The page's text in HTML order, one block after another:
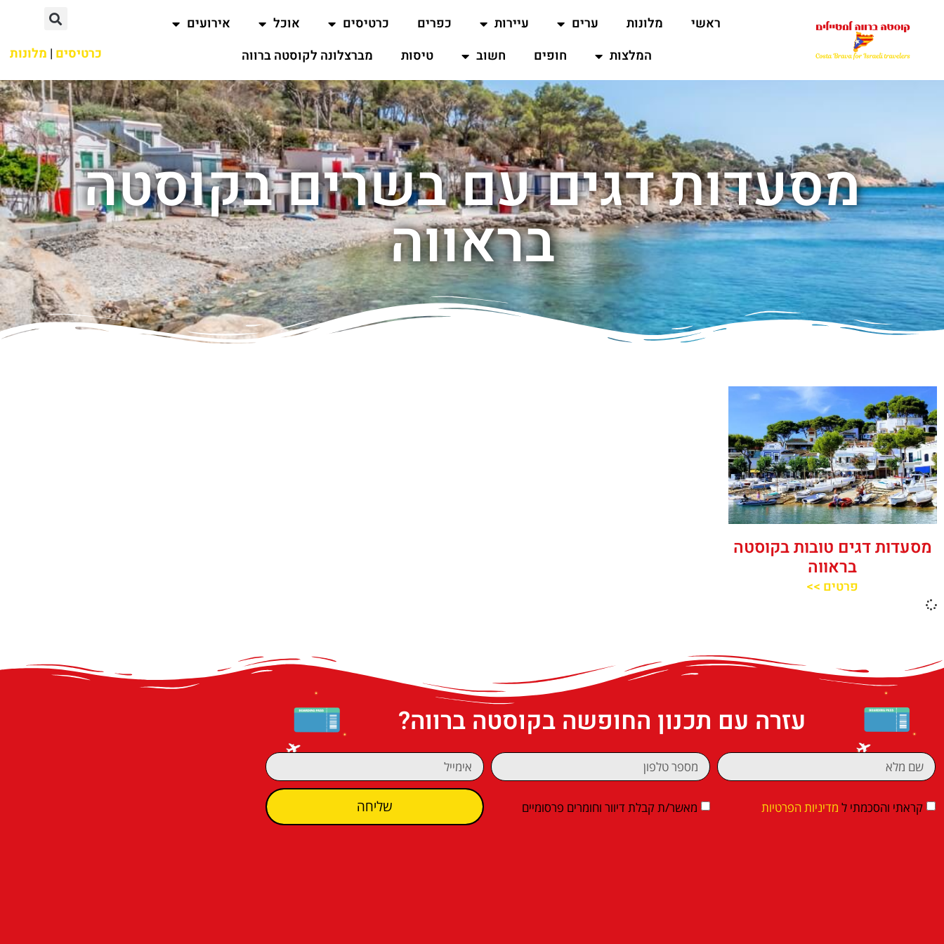
ראשי מלונות ערים עיירות כפרים כרטיסים אוכל
אירועים
המלצות
חופים חשוב טיסות מברצלונה לקוסטה ברווה כרטיסים | מלונות
מסעדות דגים עם בשרים בקוסטה
בראווה
מסעדות דגים טובות בקוסטה
בראווה
פרטים >>
עזרה עם תכנון החופשה בקוסטה ברווה?
קראתי והסכמתי ל מדיניות הפרטיות מאשר/ת קבלת דיוור וחומרים פרסומיים שליחה